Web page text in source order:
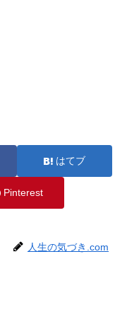
はてブ
Pinterest
人生の気づき.com